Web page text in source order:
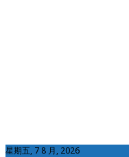
星期五, 7 8 月, 2026